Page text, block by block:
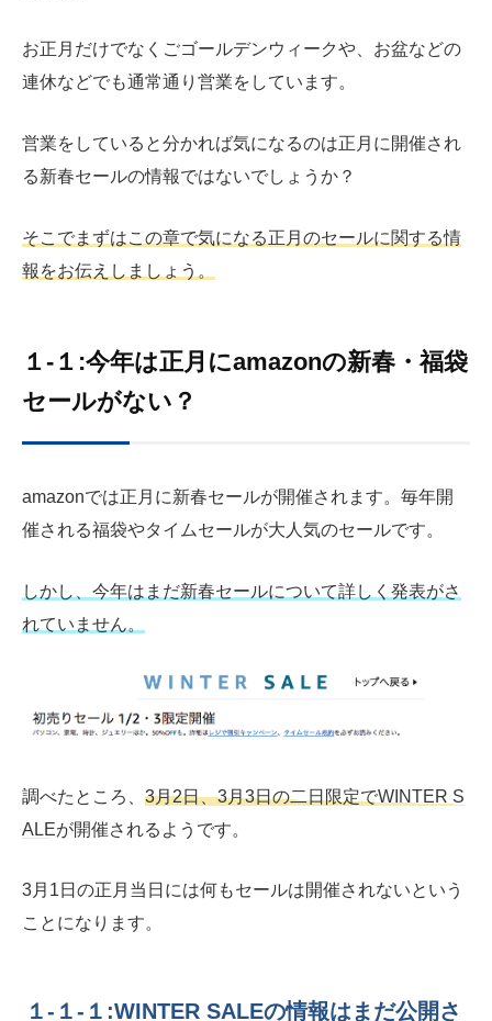
お正月だけでなくごゴールデンウィークや、お盆などの
連休などでも通常通り営業をしています。
営業をしていると分かれば気になるのは正月に開催され
る新春セールの情報ではないでしょうか？
そこでまずはこの章で気になる正月のセールに関する情
報をお伝えしましょう。
１-１:今年は正月にamazonの新春・福袋
セールがない？
amazonでは正月に新春セールが開催されます。毎年開
催される福袋やタイムセールが大人気のセールです。
しかし、今年はまだ新春セールについて詳しく発表がさ
れていません。
調べたところ、 3月2日、3月3日の二日限定でWINTER S
ALEが開催されるようです。
3月1日の正月当日には何もセールは開催されないという
ことになります。
１-１-１:WINTER SALEの情報はまだ公開さ